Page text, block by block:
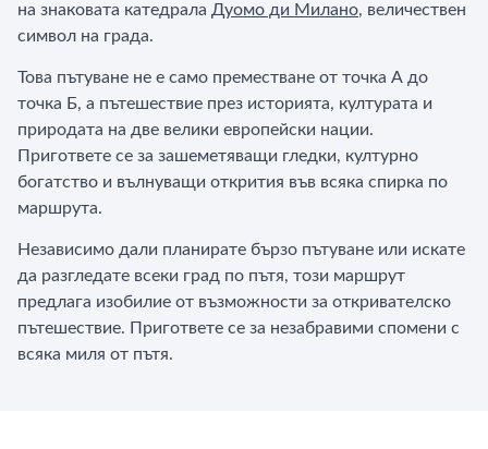
на знаковата катедрала Дуомо ди Милано, величествен
символ на града.
Това пътуване не е само преместване от точка А до
точка Б, а пътешествие през историята, културата и
природата на две велики европейски нации.
Пригответе се за зашеметяващи гледки, културно
богатство и вълнуващи открития във всяка спирка по
маршрута.
Независимо дали планирате бързо пътуване или искате
да разгледате всеки град по пътя, този маршрут
предлага изобилие от възможности за откривателско
пътешествие. Пригответе се за незабравими спомени с
всяка миля от пътя.